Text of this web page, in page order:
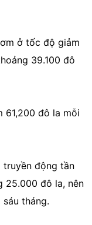
ở tốc độ giảm
39.100 đô
61,200 đô la mỗi
động tần
25.000 đô la, nên
tháng.